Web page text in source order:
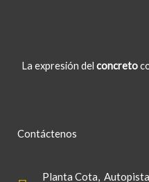
La expresión del concreto
Contáctenos
Planta Cota,